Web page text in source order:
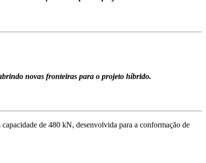
novas fronteiras para o projeto híbrido.
de 480 kN, desenvolvida para a conformação de